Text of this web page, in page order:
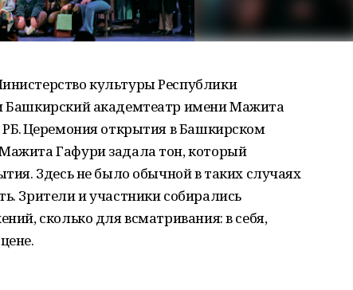
культуры Рес­публики
Башкирский академтеатр имени Мажита
Церемония открытия в Башкирском
Гафури задала тон, который
Здесь не было обычной в таких случаях
Зрители и участники собирались
сколько для всматривания: в себя,